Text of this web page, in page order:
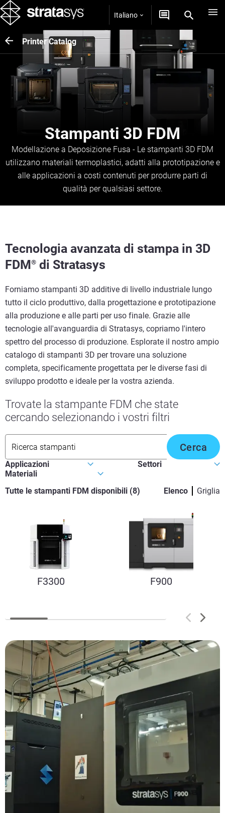
Italiano
Printer Catalog
Stampanti 3D FDM
Modellazione a Deposizione Fusa - Le stampanti 3D FDM
utilizzano materiali termoplastici, adatti alla prototipazione e
alle applicazioni a costi contenuti per produrre parti di
qualità per qualsiasi settore.
Tecnologia avanzata di stampa in 3D
FDM® di Stratasys
Forniamo stampanti 3D additive di livello industriale lungo
tutto il ciclo produttivo, dalla progettazione e prototipazione
alla produzione e alle parti per uso finale. Grazie alle
tecnologie all'avanguardia di Stratasys, copriamo l'intero
spettro del processo di produzione. Esplorate il nostro ampio
catalogo di stampanti 3D per trovare una soluzione
completa, specificamente progettata per le diverse fasi di
sviluppo prodotto e ideale per la vostra azienda.
Trovate la stampante FDM che state
cercando selezionando i vostri filtri
Cerca
Tutte le stampanti FDM disponibili (8) Elenco Griglia
F3300 F900